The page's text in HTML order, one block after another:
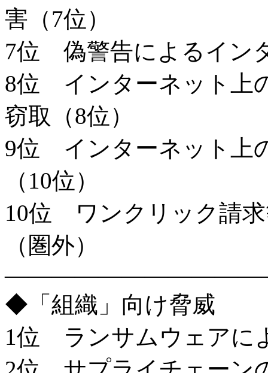
害（7位）
7位 偽警告によるイン
8位 インターネット上
窃取（8位）
9位 インターネット上
（10位）
10位 ワンクリック請
（圏外）
◆「組織」向け脅威
1位 ランサムウェアに